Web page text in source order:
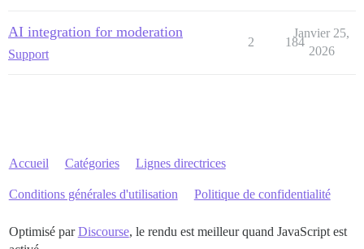
AI integration for moderation
Support
2 184
Janvier 25,
2026
Accueil Catégories Lignes directrices
Conditions générales d'utilisation Politique de confidentialité
Optimisé parDiscourse, le rendu est meilleur quand JavaScript est